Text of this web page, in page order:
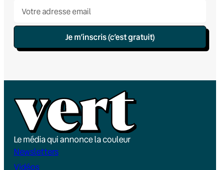
Je m’inscris (c’est gratuit)
Le média qui annonce la couleur
Newsletters
Vidéos